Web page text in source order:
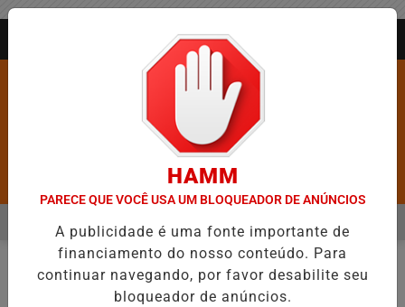
Pesquisar Notícia
É CONFIRMADA NO DIA DO EVANGÉLICO EM JEQUIÉ E REFORÇA
EM ALTA
MENU
EM CLASSIFICADOS
HAMM
PARECE QUE VOCÊ USA UM BLOQUEADOR DE ANÚNCIOS
A publicidade é uma fonte importante de
financiamento do nosso conteúdo. Para
continuar navegando, por favor desabilite seu
bloqueador de anúncios.